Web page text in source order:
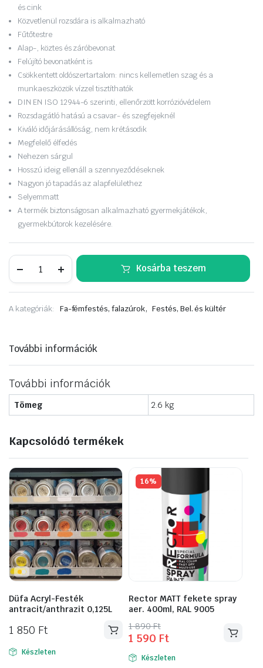
és cink
Közvetlenül rozsdára is alkalmazható
Fűtőtestre
Alap-, köztes és záróbevonat
Felújító bevonatként is
Csökkentett oldószertartalom: nincs kellemetlen szag és a
munkaeszközök vízzel tisztíthatók
DIN EN ISO 12944-6 szerinti, ellenőrzött korrózióvédelem
Rozsdagátló hatású a csavar- és szegfejeknél
Kiváló időjárásállóság, nem krétásodik
Megfelelő élfedés
Nehezen sárgul
Hosszú ideig ellenáll a szennyeződéseknek
Nagyon jó tapadás az alapfelülethez
Selyemmatt
A termék biztonságosan alkalmazható gyermekjátékok,
gyermekbútorok kezelésére.
Metalprotect
közvetlenül
0,75L
Kosárba teszem
A kategóriák: Fa-fémfestés, falazúrok, Festés, Bel. és kültér
További információk
További információk
Tömeg 2.6 kg
Kapcsolódó termékek
Düfa Acryl-Festék
antracit/anthrazit 0,125L
1 850 Ft
Készleten
16%
Rector MATT fekete spray
aer. 400ml, RAL 9005
1 890Ft
Original
price
was:
1 590 Ft
Current
price
is: Készleten